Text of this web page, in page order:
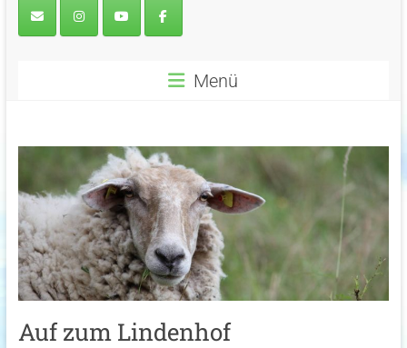
Menü
Auf zum Lindenhof